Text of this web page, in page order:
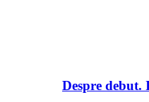
Despre debut.